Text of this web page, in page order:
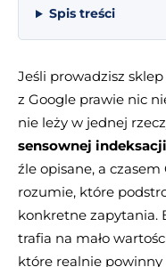
Spis treści
Jeśli prowadzisz sklep
z Google prawie nic
nie leży w jednej
sensownej indeksacji
źle opisane, a
rozumie, które
konkretne zapytania.
trafia na mało
które realnie powinny